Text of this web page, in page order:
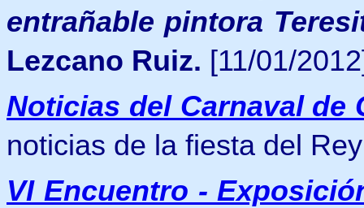
entrañable pintora
Lezcano Ruiz. [11/01/
Noticias del Carnaval de
noticias de la fiesta del
VI Encuentro -